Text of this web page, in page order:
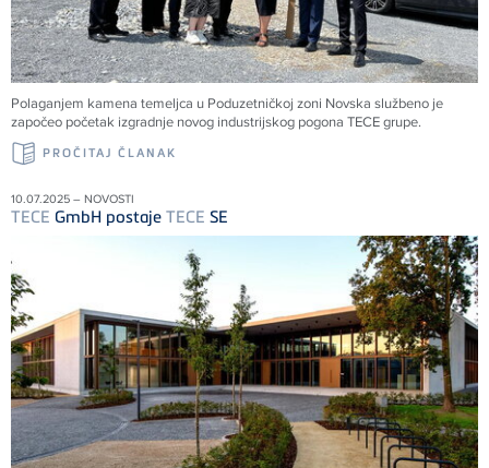
Polaganjem kamena temeljca u Poduzetničkoj zoni Novska službeno je
započeo početak izgradnje novog industrijskog pogona TECEgrupe.
PROČITAJ ČLANAK
10.07.2025 – NOVOSTI
TECE GmbH postaje TECE SE